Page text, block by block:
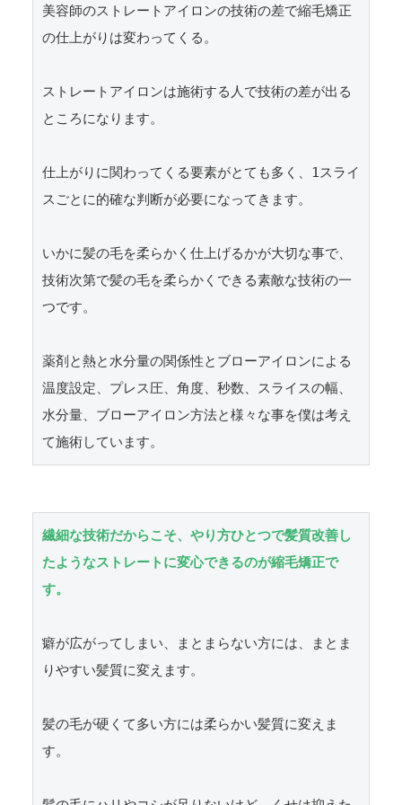
美容師のストレートアイロンの技術の差で縮毛矯正
の仕上がりは変わってくる。
ストレートアイロンは施術する人で技術の差が出る
ところになります。
仕上がりに関わってくる要素がとても多く、1スライ
スごとに的確な判断が必要になってきます。
いかに髪の毛を柔らかく仕上げるかが大切な事で、
技術次第で髪の毛を柔らかくできる素敵な技術の一
つです。
薬剤と熱と水分量の関係性とブローアイロンによる
温度設定、プレス圧、角度、秒数、スライスの幅、
水分量、ブローアイロン方法と様々な事を僕は考え
て施術しています。
繊細な技術だからこそ、やり方ひとつで髪質改善し
たようなストレートに変心できるのが縮毛矯正で
す。
癖が広がってしまい、まとまらない方には、まとま
りやすい髪質に変えます。
髪の毛が硬くて多い方には柔らかい髪質に変えま
す。